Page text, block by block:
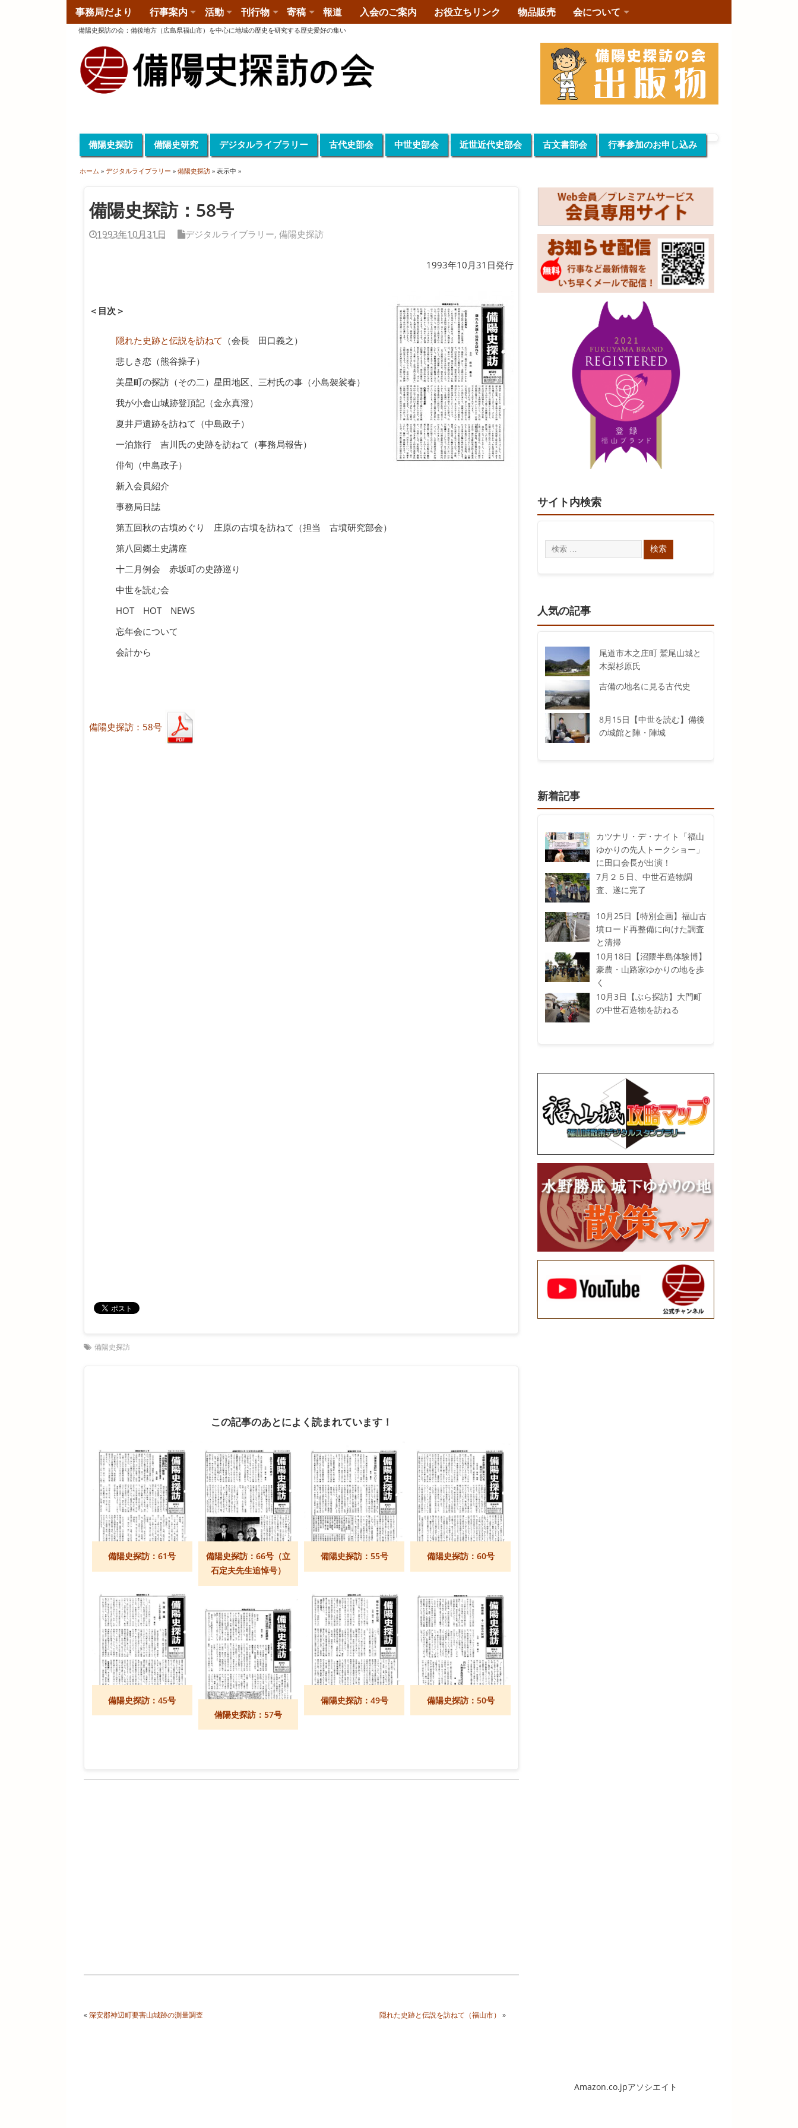
事務局だより 行事案内 活動 刊行物 寄稿 報道 入会のご案内 お役立ちリンク 物品販売 会について
備陽史探訪の会 ： 備後地方（広島県福山市）を中心に地域の歴史を研究する歴史愛好の集い
備陽史探訪 備陽史研究 デジタルライブラリー 古代史部会 中世史部会 近世近代史部会 古文書部会 行事参加のお申し込み
ホーム »デジタルライブラリー »備陽史探訪 » 表示中 »
備陽史探訪：58号
1993年10月31日 デジタルライブラリー, 備陽史探訪
1993年10月31日発行
＜目次＞
隠れた史跡と伝説を訪ねて （会長 田口義之）
悲しき恋（熊谷操子）
美星町の探訪（その二）星田地区、三村氏の事（小島袈裟春）
我が小倉山城跡登頂記（金永真澄）
夏井戸遺跡を訪ねて（中島政子）
一泊旅行 吉川氏の史跡を訪ねて（事務局報告）
俳句（中島政子）
新入会員紹介
事務局日誌
第五回秋の古墳めぐり 庄原の古墳を訪ねて（担当 古墳研究部会）
第八回郷土史講座
十二月例会 赤坂町の史跡巡り
中世を読む会
HOT HOT NEWS
忘年会について
会計から
備陽史探訪：58号
備陽史探訪
この記事のあとによく読まれています！
備陽史探訪：61号
備陽史探訪：66号（立
石定夫先生追悼号）
備陽史探訪：55号 備陽史探訪：60号
備陽史探訪：45号 備陽史探訪：49号
備陽史探訪：50号
備陽史探訪：57号
«深安郡神辺町要害山城跡の測量調査 隠れた史跡と伝説を訪ねて（福山市） »
サイト内検索
人気の記事
尾道市木之庄町 鷲尾山城と
木梨杉原氏
吉備の地名に見る古代史
8月15日【中世を読む】備後
の城館と陣・陣城
新着記事
カツナリ・デ・ナイト「福山
ゆかりの先人トークショー」
に田口会長が出演！
7月２５日、中世石造物調
査、遂に完了
10月25日【特別企画】福山古
墳ロード再整備に向けた調査
と清掃
10月18日【沼隈半島体験博】
豪農・山路家ゆかりの地を歩
く
10月3日【ぶら探訪】大門町
の中世石造物を訪ねる
Amazon.co.jpアソシエイト